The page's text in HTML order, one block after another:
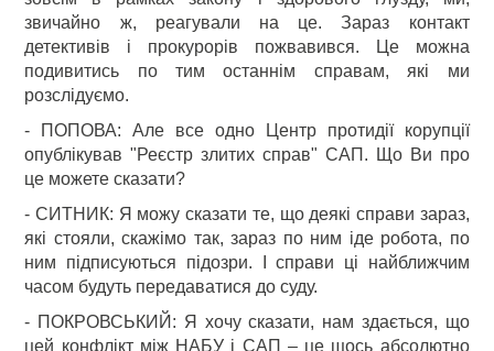
звичайно ж, реагували на це. Зараз контакт
детективів і прокурорів пожвавився. Це можна
подивитись по тим останнім справам, які ми
розслідуємо.
- ПОПОВА: Але все одно Центр протидії корупції
опублікував "Реєстр злитих справ" САП. Що Ви про
це можете сказати?
- СИТНИК: Я можу сказати те, що деякі справи зараз,
які стояли, скажімо так, зараз по ним іде робота, по
ним підписуються підозри. І справи ці найближчим
часом будуть передаватися до суду.
- ПОКРОВСЬКИЙ: Я хочу сказати, нам здається, що
цей конфлікт між НАБУ і САП – це щось абсолютно